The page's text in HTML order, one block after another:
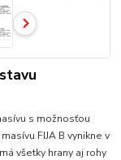
s možnosťou
FIJA B vynikne v
všetky hrany aj rohy